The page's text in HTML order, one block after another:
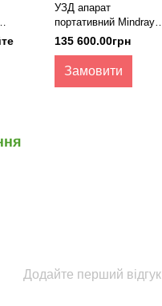
з
УЗД апарат
портативний Mindray
DP-30 VET
135 600.00грн
Замовити
Додайте перший відгук